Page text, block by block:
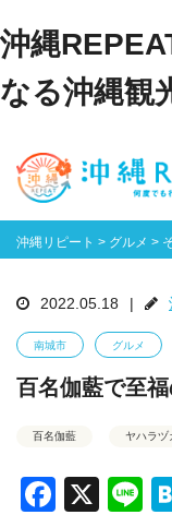
沖縄
なる沖縄観
沖縄リピート > グルメ >
2022.05.18 |
南城市 グルメ
百名伽藍で至
百名伽藍 ヤハラヅ
X